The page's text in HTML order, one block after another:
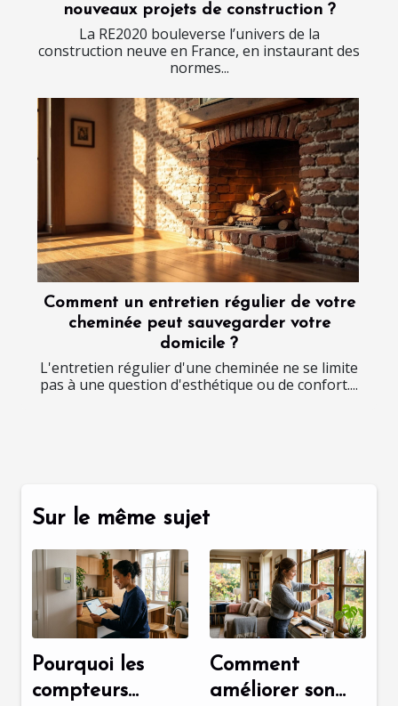
nouveaux projets de construction ?
La RE2020 bouleverse l’univers de la
construction neuve en France, en instaurant des
normes...
Comment un entretien régulier de votre
cheminée peut sauvegarder votre
domicile ?
L'entretien régulier d'une cheminée ne se limite
pas à une question d'esthétique ou de confort....
Sur le même sujet
Pourquoi les
compteurs
Comment
améliorer son